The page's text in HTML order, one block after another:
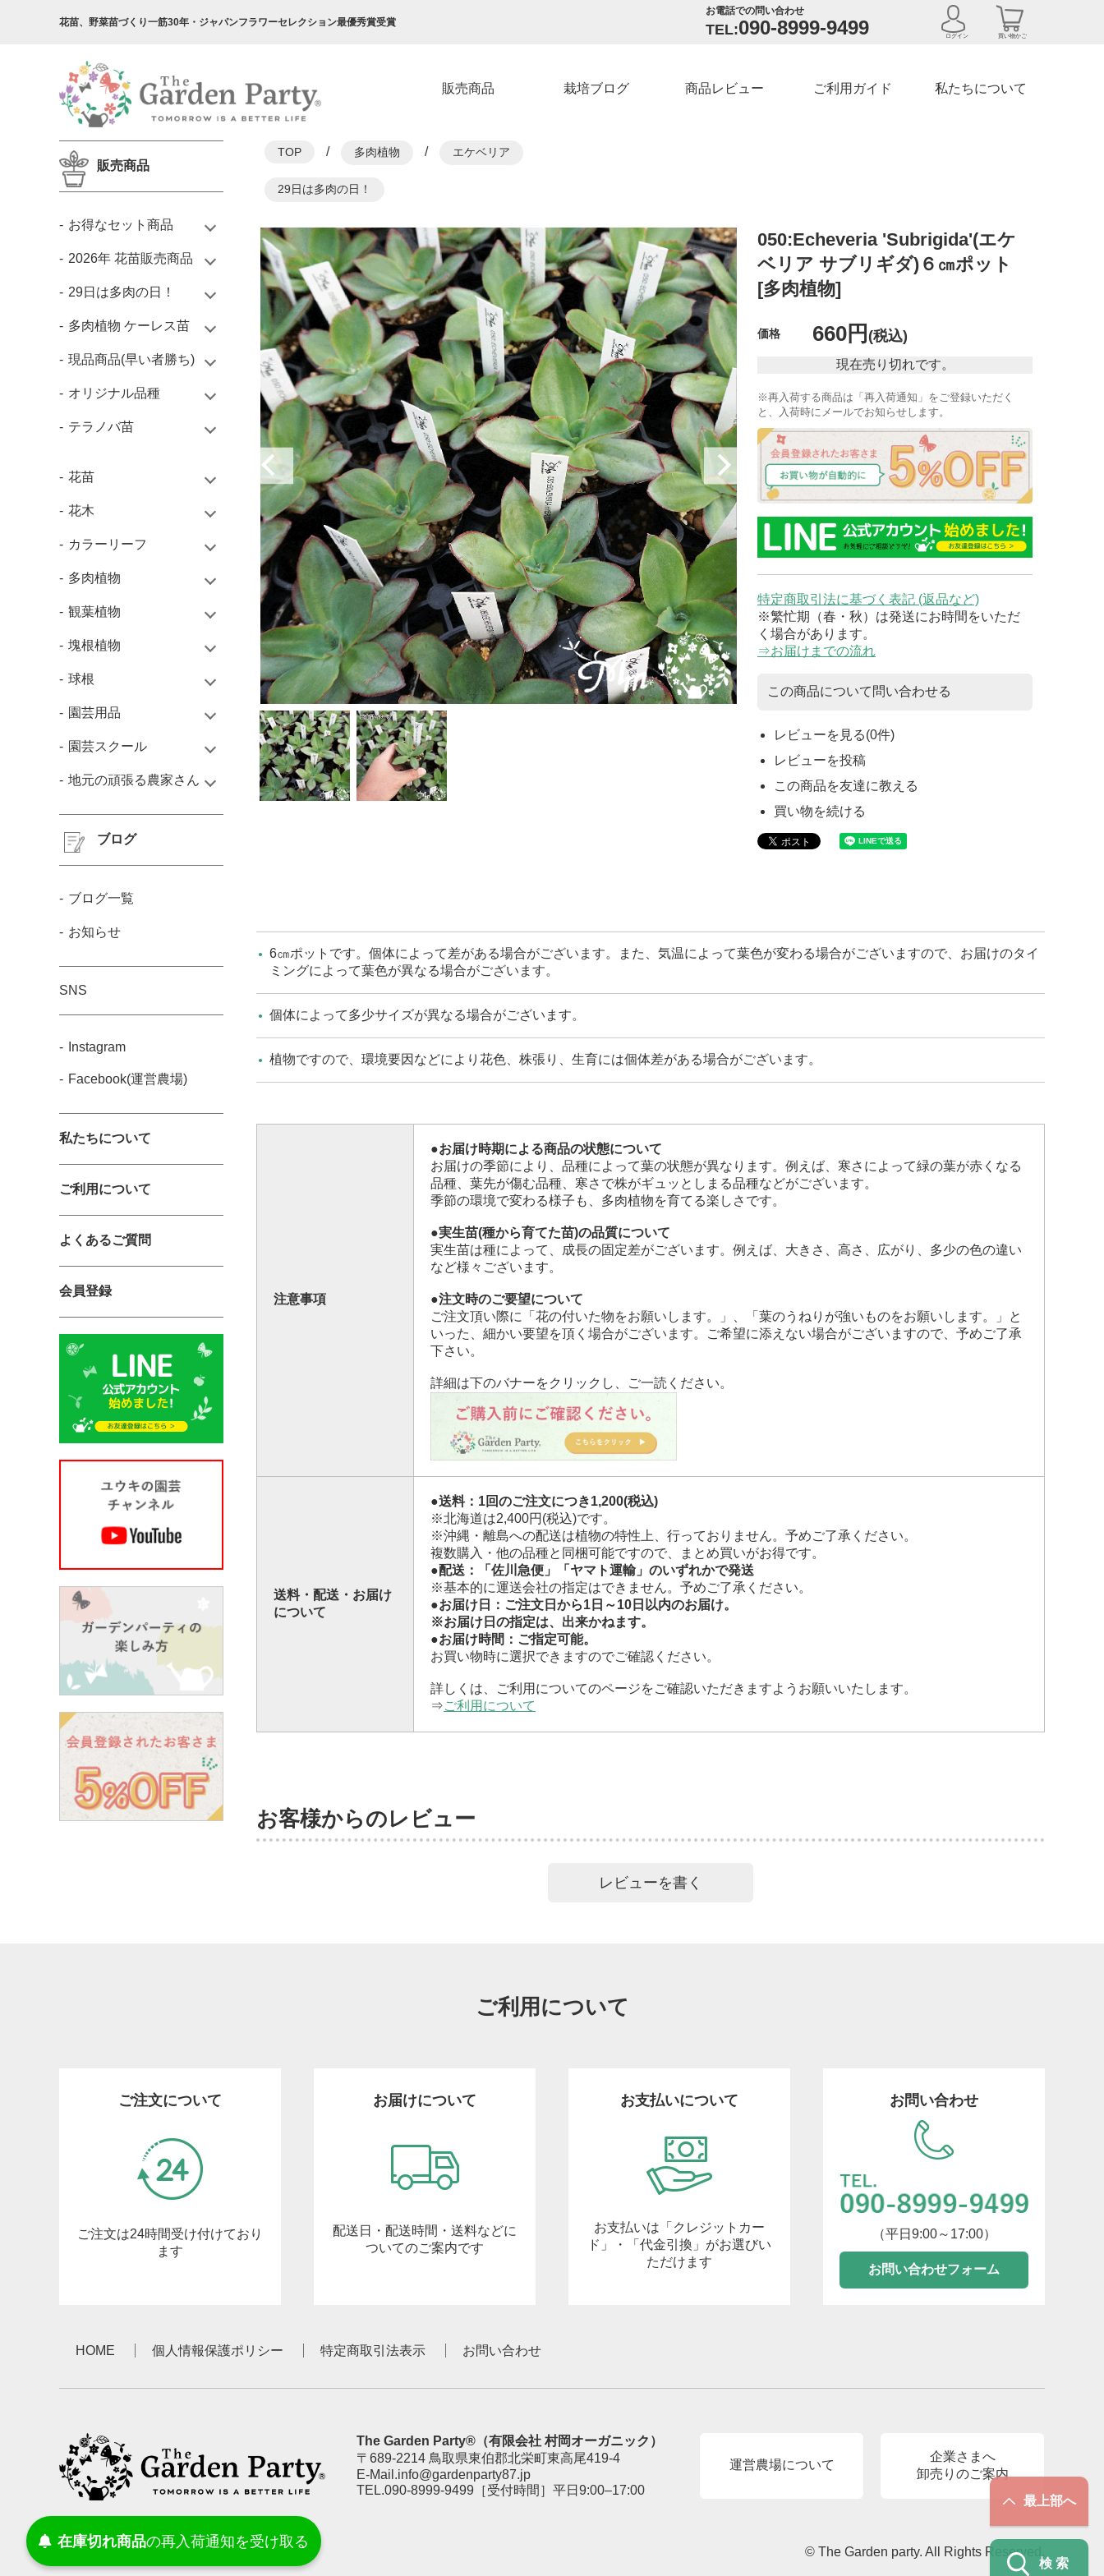
花苗、野菜苗づくり一筋30年・ ジャパンフラワーセレクション最優秀賞受賞
お電話での問い合わせ
TEL:090-8999-9499 ログイン 買い物かご
販売商品 栽培ブログ 商品レビュー ご利用ガイド 私たちについて
TOP / 多肉植物 / エケベリア
29日は多肉の日！
6㎝ポットです。個体によって差がある場合がございます。また、気温によって葉色が変わる場合がございますので、お届けのタイ
ミングによって葉色が異なる場合がございます。
個体によって多少サイズが異なる場合がございます。
植物ですので、環境要因などにより花色、株張り、生育には個体差がある場合がございます。
注意事項
●お届け時期による商品の状態について
お届けの季節により、品種によって葉の状態が異なります。例えば、寒さによって緑の葉が赤くなる
品種、葉先が傷む品種、寒さで株がギュッとしまる品種などがございます。
季節の環境で変わる様子も、多肉植物を育てる楽しさです。
●実生苗(種から育てた苗)の品質について
実生苗は種によって、成長の固定差がございます。例えば、大きさ、高さ、広がり、多少の色の違い
など様々ございます。
●注文時のご要望について
ご注文頂い際に「花の付いた物をお願いします。」、「葉のうねりが強いものをお願いします。」と
いった、細かい要望を頂く場合がございます。ご希望に添えない場合がございますので、予めご了承
下さい。
詳細は下のバナーをクリックし、ご一読ください。
送料・配送・お届け
について
●送料：1回のご注文につき1,200(税込)
※北海道は2,400円(税込)です。
※沖縄・離島への配送は植物の特性上、行っておりません。予めご了承ください。
複数購入・他の品種と同梱可能ですので、まとめ買いがお得です。
●配送：「佐川急便」「ヤマト運輸」のいずれかで発送
※基本的に運送会社の指定はできません。予めご了承ください。
●お届け日：ご注文日から1日～10日以内のお届け。
※お届け日の指定は、出来かねます。
●お届け時間：ご指定可能。
お買い物時に選択できますのでご確認ください。
詳しくは、ご利用についてのページをご確認いただきますようお願いいたします。
⇒ご利用について
050:Echeveria 'Subrigida'(エケ
ベリア サブリギダ)６㎝ポット
[多肉植物]
価格 660円 (税込)
現在売り切れです。
※再入荷する商品は「再入荷通知」をご登録いただく
と、入荷時にメールでお知らせします。
特定商取引法に基づく表記 (返品など)
※繁忙期（春・秋）は発送にお時間をいただ
く場合があります。
⇒お届けまでの流れ
この商品について問い合わせる
レビューを見る(0件)
レビューを投稿
この商品を友達に教える
買い物を続ける
お客様からのレビュー
レビューを書く
販売商品
お得なセット商品
2026年 花苗販売商品
29日は多肉の日！
多肉植物 ケーレス苗
現品商品(早い者勝ち)
オリジナル品種
テラノバ苗
花苗
花木
カラーリーフ
多肉植物
観葉植物
塊根植物
球根
園芸用品
園芸スクール
地元の頑張る農家さん
ブログ
ブログ一覧
お知らせ
SNS
Instagram
Facebook(運営農場)
私たちについて
ご利用について
よくあるご質問
会員登録
ご利用について
ご注文について
ご注文は24時間受け付けており
ます
お届けについて
配送日・配送時間・送料などに
ついてのご案内です
お支払いについて
お支払いは「クレジットカー
ド」・「代金引換」がお選びい
ただけます
お問い合わせ
（平日9:00～17:00）
お問い合わせフォーム
HOME 個人情報保護ポリシー 特定商取引法表示 お問い合わせ
運営農場について
企業さまへ
卸売りのご案内
The Garden Party®（有限会社 村岡オーガニック）
〒689-2214 鳥取県東伯郡北栄町東高尾419-4
E-Mail.info@gardenparty87.jp
TEL.090-8999-9499 ［受付時間］平日9:00–17:00
© The Garden party. All Rights Reserved.
最上部へ
検索
在庫切れ商品の再入荷通知を受け取る